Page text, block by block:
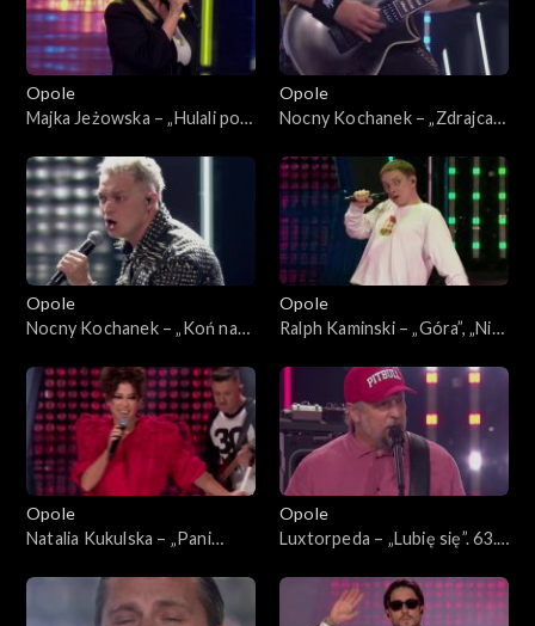
Opole
Majka Jeżowska – „Hulali po
„SuperJedynki”
Opole
Nocny Kochanek – „Zdrajca
„SuperJedynki”
Opole
Nocny Kochanek – „Koń na
Koncert „SuperJedynki”
Opole
Ralph Kaminski – „Góra”, „Nie
Rafała”. 63. KFPP: Koncert
„SuperJedynki”
Opole
Natalia Kukulska – „Pani
więcej Ciebie tym mniej”,
„Kobieta”, „W biegu”,
Opole
Luxtorpeda – „Lubię się”. 63.
„SuperJedynki”